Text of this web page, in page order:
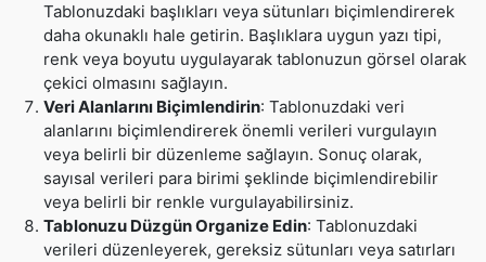
Tablonuzdaki başlıkları veya sütunları biçimlendirerek
daha okunaklı hale getirin. Başlıklara uygun yazı tipi,
renk veya boyutu uygulayarak tablonuzun görsel olarak
çekici olmasını sağlayın.
Veri Alanlarını Biçimlendirin: Tablonuzdaki veri
alanlarını biçimlendirerek önemli verileri vurgulayın
veya belirli bir düzenleme sağlayın. Sonuç olarak,
sayısal verileri para birimi şeklinde biçimlendirebilir
veya belirli bir renkle vurgulayabilirsiniz.
Tablonuzu Düzgün Organize Edin: Tablonuzdaki
verileri düzenleyerek, gereksiz sütunları veya satırları